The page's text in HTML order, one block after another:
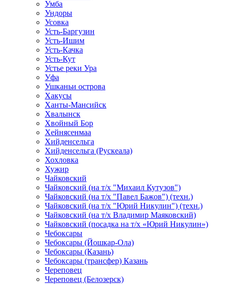
Умба
Ундоры
Усовка
Усть-Баргузин
Усть-Ишим
Усть-Качка
Усть-Кут
Устье реки Ура
Уфа
Ушканьи острова
Хакусы
Ханты-Мансийск
Хвалынск
Хвойный Бор
Хейнясенмаа
Хийденсельга
Хийденсельга (Рускеала)
Хохловка
Хужир
Чайковский
Чайковский (на т/х "Михаил Кутузов")
Чайковский (на т/х "Павел Бажов") (техн.)
Чайковский (на т/х "Юрий Никулин") (техн.)
Чайковский (на т/х Владимир Маяковский)
Чайковский (посадка на т/х «Юрий Никулин»)
Чебоксары
Чебоксары (Йошкар-Ола)
Чебоксары (Казань)
Чебоксары (трансфер) Казань
Череповец
Череповец (Белозерск)